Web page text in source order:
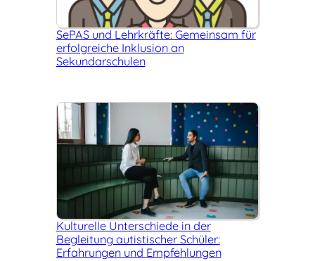
SePAS und Lehrkräfte: Gemeinsam für
erfolgreiche Inklusion an
Sekundarschulen
Kulturelle Unterschiede in der
Begleitung autistischer Schüler:
Erfahrungen und Empfehlungen